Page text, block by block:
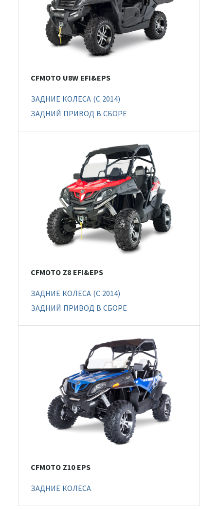
CFMOTO U8W EFI&EPS
ЗАДНИЕ КОЛЕСА (C 2014)
ЗАДНИЙ ПРИВОД В СБОРЕ
CFMOTO Z8 EFI&EPS
ЗАДНИЕ КОЛЕСА (C 2014)
ЗАДНИЙ ПРИВОД В СБОРЕ
CFMOTO Z10 EPS
ЗАДНИЕ КОЛЕСА